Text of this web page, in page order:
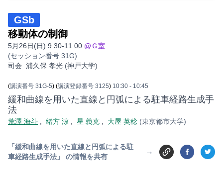
GSb
移動体の制御
5月26日(日) 9:30-11:00 @Ｇ室
(セッション番号 31G)
司会 浦久保 孝光 (神戸大学)
(講演番号 31G-5) (講演登録番号 3125) 10:30 - 10:45
緩和曲線を用いた直線と円弧による駐車経路生成手
法
荒澤 海斗 緒方 涼 星 義克 大屋 英稔 (東京都市大学)
「緩和曲線を用いた直線と円弧による駐
車経路生成手法」 の情報を共有
→